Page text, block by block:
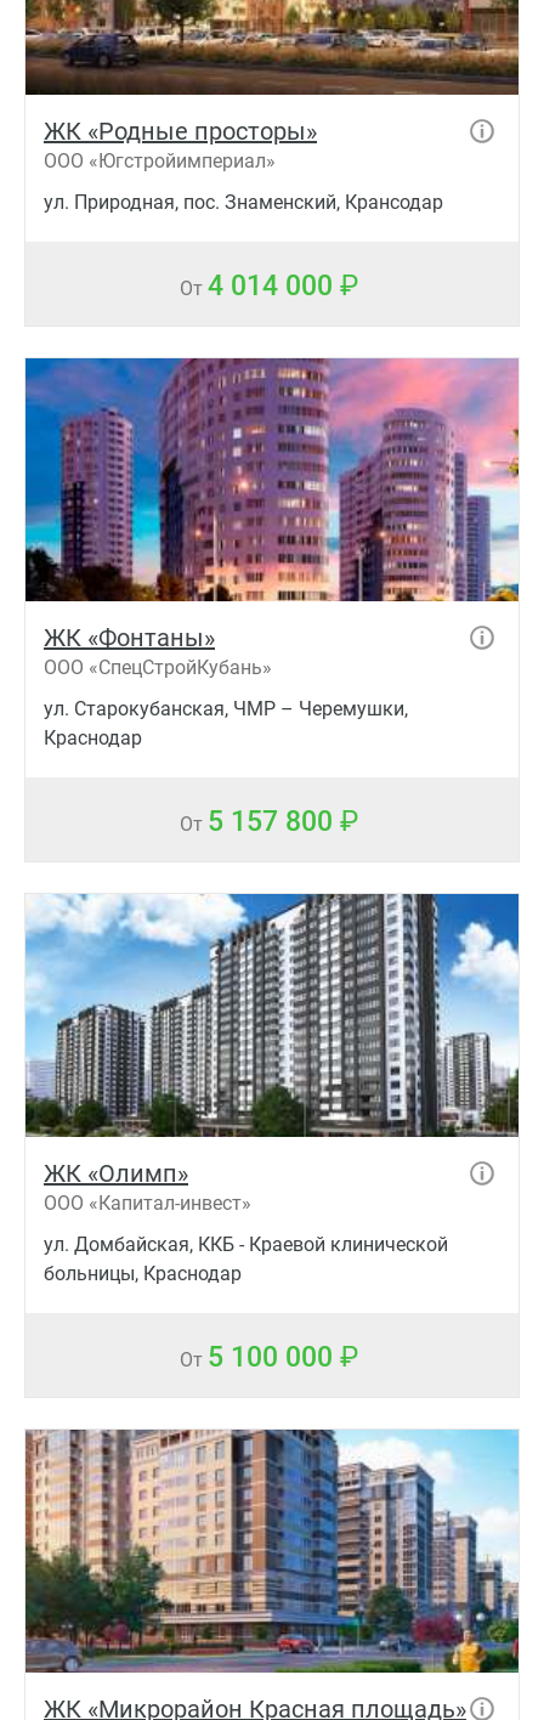
ЖК «Родные просторы»
ООО «Югстройимпериал»
ул. Природная, пос. Знаменский, Крансодар
От 4 014 000
ЖК «Фонтаны»
ООО «СпецСтройКубань»
ул. Старокубанская, ЧМР – Черемушки,
Краснодар
От 5 157 800
ЖК «Олимп»
ООО «Капитал-инвест»
ул. Домбайская, ККБ - Краевой клинической
больницы, Краснодар
От 5 100 000
ЖК «Микрорайон Красная площадь»